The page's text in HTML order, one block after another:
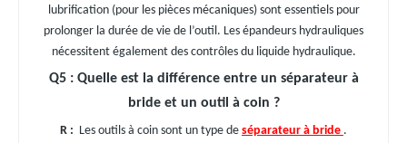
lubrification (pour les pièces mécaniques) sont essentiels pour
prolonger la durée de vie de l’outil. Les épandeurs hydrauliques
nécessitent également des contrôles du liquide hydraulique.
Q5 : Quelle est la différence entre un séparateur à
bride et un outil à coin ?
R : Les outils à coin sont un type de séparateur à bride .